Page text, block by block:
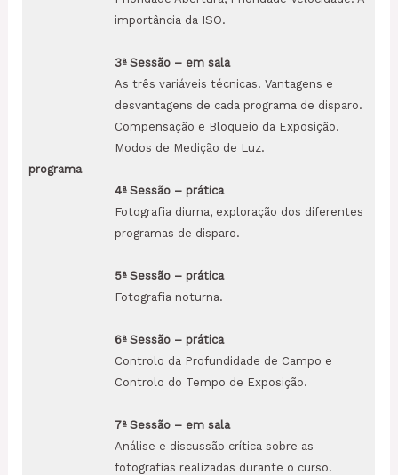
programa
importância da ISO.
3ªSessão – em sala
As três variáveis técnicas. Vantagens e
desvantagens de cada programa de disparo.
Compensação e Bloqueio da Exposição.
Modos de Medição de Luz.
4ªSessão – prática
Fotografia diurna, exploração dos diferentes
programas de disparo.
5ªSessão – prática
Fotografia noturna.
6ªSessão – prática
Controlo da Profundidade de Campo e
Controlo do Tempo de Exposição.
7ªSessão – em sala
Análise e discussão crítica sobre as
fotografias realizadas durante o curso.